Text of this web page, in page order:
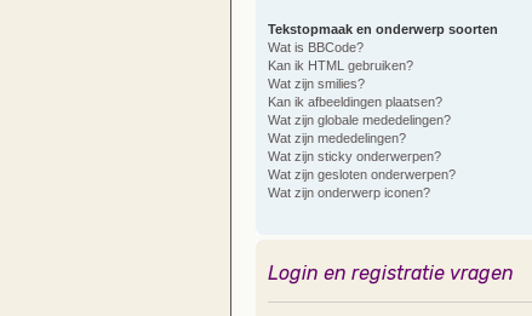
Tekstopmaak en onderwerp soorten
Wat is BBCode?
Kan ik HTML gebruiken?
Wat zijn smilies?
Kan ik afbeeldingen plaatsen?
Wat zijn globale mededelingen?
Wat zijn mededelingen?
Wat zijn sticky onderwerpen?
Wat zijn gesloten onderwerpen?
Wat zijn onderwerp iconen?
Login en registratie vragen